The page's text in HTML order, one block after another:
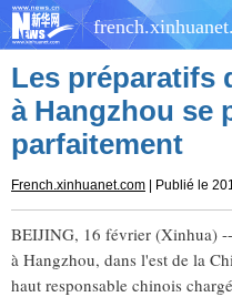
CHINE
AFRIQUE
CULTURE
Les préparatifs
à Hangzhou se
parfaitement
French.xinhuanet.com | Publié le
BEIJING, 16 février (Xinhua)
à Hangzhou, dans l'est de la
haut responsable chinois